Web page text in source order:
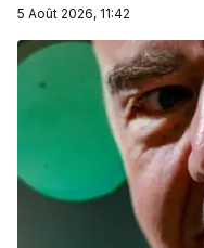
5 Août 2026, 11:42